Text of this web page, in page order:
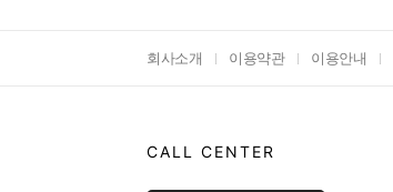
회사소개 이용약관 이용안내
CALL CENTER